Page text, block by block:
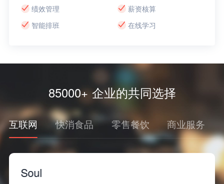
绩效管理
薪资核算
智能排班
在线学习
85000+ 企业的共同选择
互联网 快消食品 零售餐饮 商业服务
Soul